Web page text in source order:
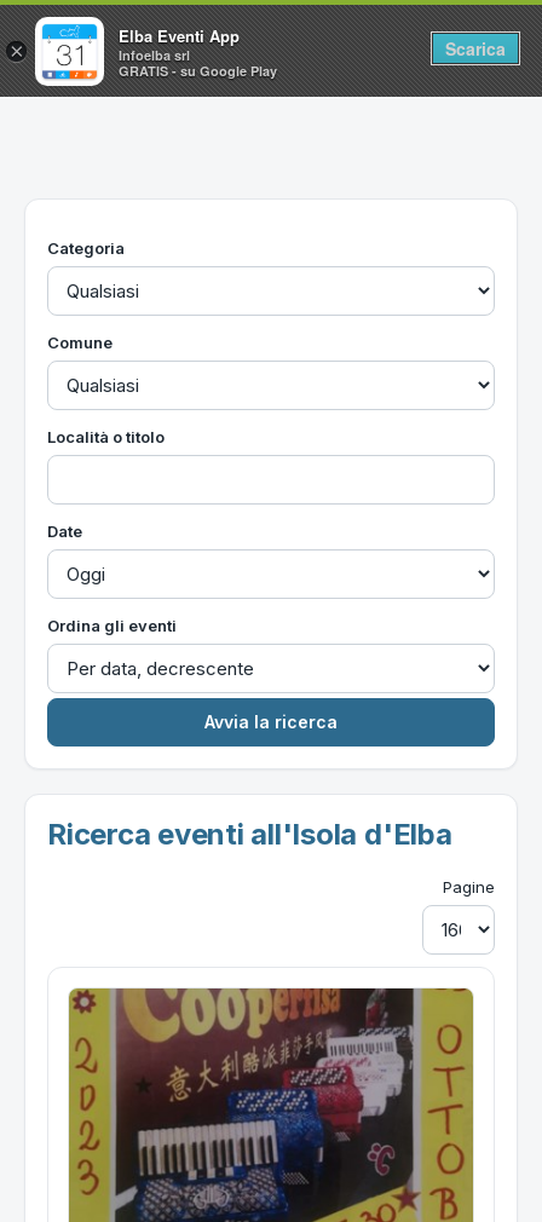
Home
Utilità
Categoria
Comune
Località o titolo
Date
Ordina gli eventi
Ricerca eventi all'Isola d'Elba
Pagine
×
Elba Eventi App
Infoelba srl
GRATIS - su Google Play
Scarica